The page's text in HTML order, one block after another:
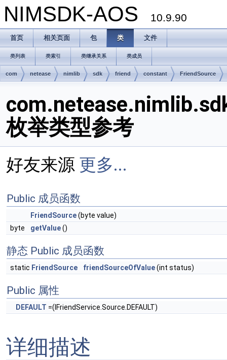
NIMSDK-AOS 10.9.90
首页 相关页面 包 类 文件
类列表 类索引 类继承关系 类成员
com netease nimlib sdk friend constant FriendSource
枚举类型参考
好友来源 更多...
Public 成员函数
FriendSource(byte value)
byte
getValue()
静态 Public 成员函数
static FriendSource friendSourceOfValue(int status)
Public 属性
DEFAULT =(IFriendService.Source.DEFAULT)
详细描述